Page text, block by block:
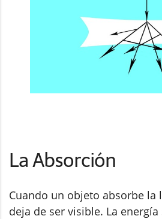
La Absorción
Cuando un objeto absorbe la
deja de ser visible. La